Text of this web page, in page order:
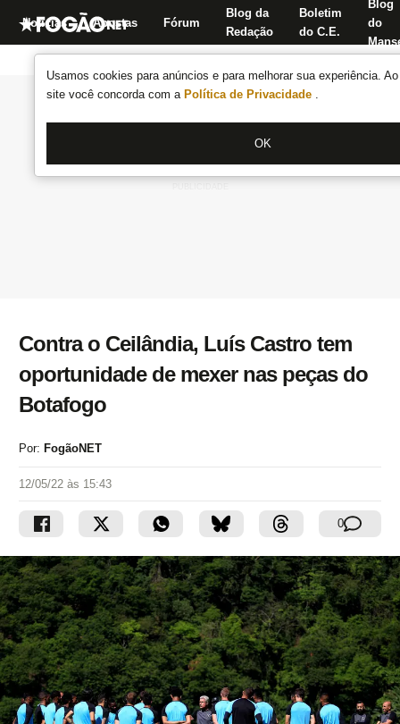
Usamos cookies para anúncios e para melhorar sua experiência.
site você concorda com a Política de Privacidade .
OK
Notícias Apostas Fórum
Blog da
Redação
Boletim
do C.E.
Blog
do
Contra o Ceilândia, Luís Castro tem
oportunidade de mexer nas peças do
Botafogo
Por: FogãoNET
12/05/22 às 15:43
0